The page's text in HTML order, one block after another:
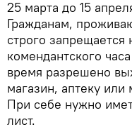
25 марта до 15
Гражданам,
строго запрещается
комендантского
время разрешено
магазин, аптеку
При себе нужно
лист.